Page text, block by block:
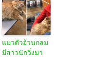
แมวตัวอ้วนกลม
มีสาวนักวิ่งมา